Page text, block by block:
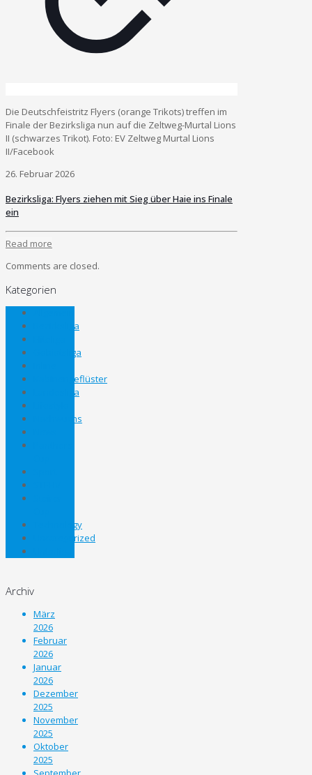
Die Deutschfeistritz Flyers (orange Trikots) treffen im
Finale der Bezirksliga nun auf die Zeltweg-Murtal Lions
II (schwarzes Trikot). Foto: EV Zeltweg Murtal Lions
II/Facebook
26. Februar 2026
Bezirksliga: Flyers ziehen mit Sieg über Haie ins Finale
ein
Read more
Comments are closed.
Kategorien
Bezirksliga
Gebietsliga
Kabinengeflüster
Landesliga
Nachwuchs
Technology
Uncategorized
Archiv
März
2026
Februar
2026
Januar
2026
Dezember
2025
November
2025
Oktober
2025